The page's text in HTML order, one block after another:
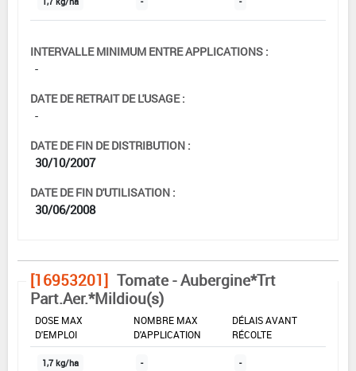
INTERVALLE MINIMUM ENTRE APPLICATIONS :
-
DATE DE RETRAIT DE L'USAGE :
-
DATE DE FIN DE DISTRIBUTION :
30/10/2007
DATE DE FIN D'UTILISATION :
30/06/2008
[16953201] Tomate - Aubergine*Trt
Part.Aer.*Mildiou(s)
DOSE MAX
D'EMPLOI
NOMBRE MAX
D'APPLICATION
DÉLAIS AVANT
RÉCOLTE
1,7 kg/ha - -